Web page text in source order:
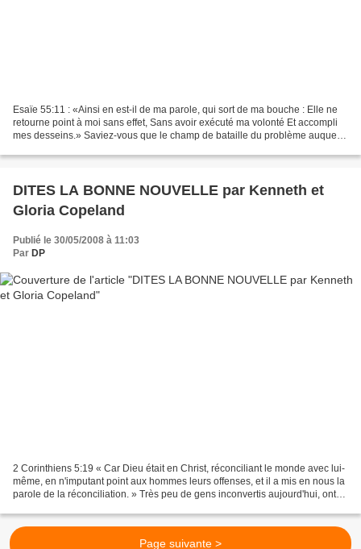
Esaïe 55:11 : «Ainsi en est-il de ma parole, qui sort de ma bouche : Elle ne
retourne point à moi sans effet, Sans avoir exécuté ma volonté Et accompli
mes desseins.» Saviez-vous que le champ de bataille du problème auquel
DITES LA BONNE NOUVELLE par Kenneth et
Gloria Copeland
Publié le 30/05/2008 à 11:03
Par DP
2 Corinthiens 5:19 « Car Dieu était en Christ, réconciliant le monde avec lui-
même, en n'imputant point aux hommes leurs offenses, et il a mis en nous la
parole de la réconciliation. » Très peu de gens inconvertis aujourd'hui, ont
Page suivante >